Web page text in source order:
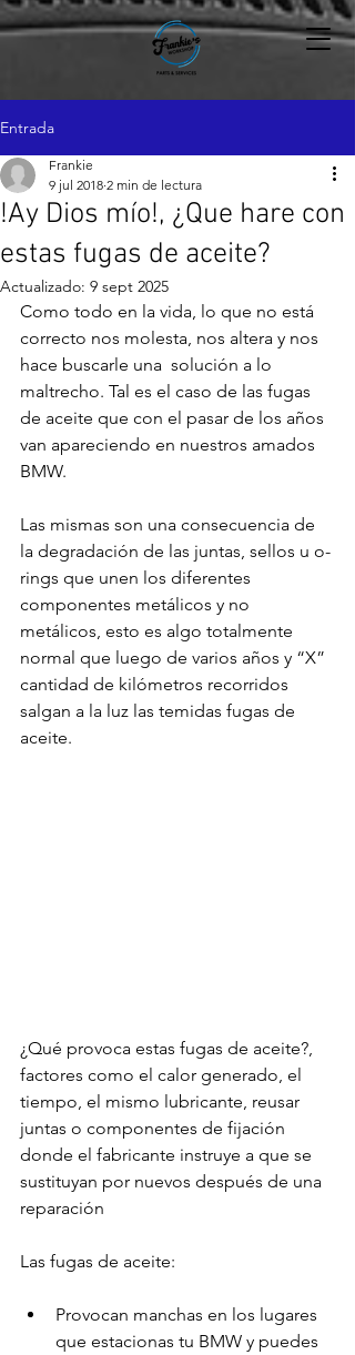
Entrada
!Ay Dios mío!, ¿Que hare con
estas fugas de aceite?
Frankie
9 jul 2018 2 min de lectura
Actualizado: 9 sept 2025
Como todo en la vida, lo que no está
correcto nos molesta, nos altera y nos
hace buscarle una  solución a lo
maltrecho. Tal es el caso de las fugas
de aceite que con el pasar de los años
van apareciendo en nuestros amados
BMW.
Las mismas son una consecuencia de
la degradación de las juntas, sellos u o-
rings que unen los diferentes
componentes metálicos y no
metálicos, esto es algo totalmente
normal que luego de varios años y “X”
cantidad de kilómetros recorridos
salgan a la luz las temidas fugas de
aceite.
¿Qué provoca estas fugas de aceite?,
factores como el calor generado, el
tiempo, el mismo lubricante, reusar
juntas o componentes de fijación
donde el fabricante instruye a que se
sustituyan por nuevos después de una
reparación
Provocan manchas en los lugares
que estacionas tu BMW y puedes